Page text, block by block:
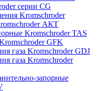
серии CG
Kromschroder
АКТ
Kromschroder TAS
GFK
газа Kromschroder GDJ
газа Kromschroder
запорные